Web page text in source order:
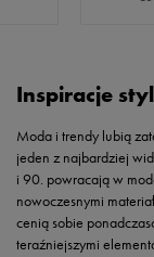
Inspiracje
Moda i trendy lubią
jeden z najbardziej
i 90. powracają w
nowoczesnymi
cenią sobie
teraźniejszymi